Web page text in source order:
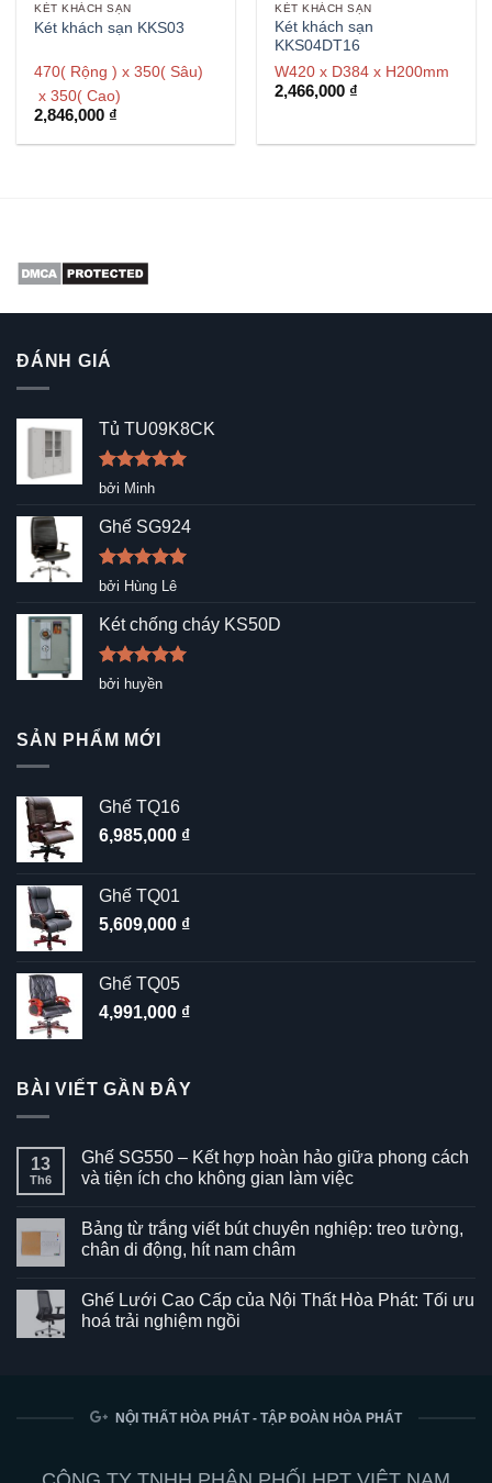
KÉT KHÁCH SẠN
Két khách sạn KKS03
470( Rộng ) x 350( Sâu)
x 350( Cao)
2,846,000 ₫
KÉT KHÁCH SẠN
Két khách sạn
KKS04DT16
W420 x D384 x H200mm
2,466,000 ₫
ĐÁNH GIÁ
Tủ TU09K8CK
Được xếp
sao
bởi Minh
Ghế SG924
Được xếp
5
sao
bởi Hùng Lê
Két chống cháy KS50D
Được xếp
hạng5
bởi huyền
SẢN PHẨM MỚI
Ghế TQ16
6,985,000 ₫
Ghế TQ01
5,609,000 ₫
Ghế TQ05
4,991,000 ₫
BÀI VIẾT GẦN ĐÂY
13
Th6
Ghế SG550 – Kết hợp hoàn hảo giữa phong cách
và tiện ích cho không gian làm việc
bình
luận
ở
–
Kết
hợp
và
không
Bảng từ trắng viết bút chuyên nghiệp: treo tường,
chân di động, hít nam châm
bình
luận
ở
chuyên
chân
Ghế Lưới Cao Cấp của Nội Thất Hòa Phát: Tối ưu
hoá trải nghiệm ngồi
Ghế
của
NỘI THẤT HÒA PHÁT - TẬP ĐOÀN HÒA PHÁT